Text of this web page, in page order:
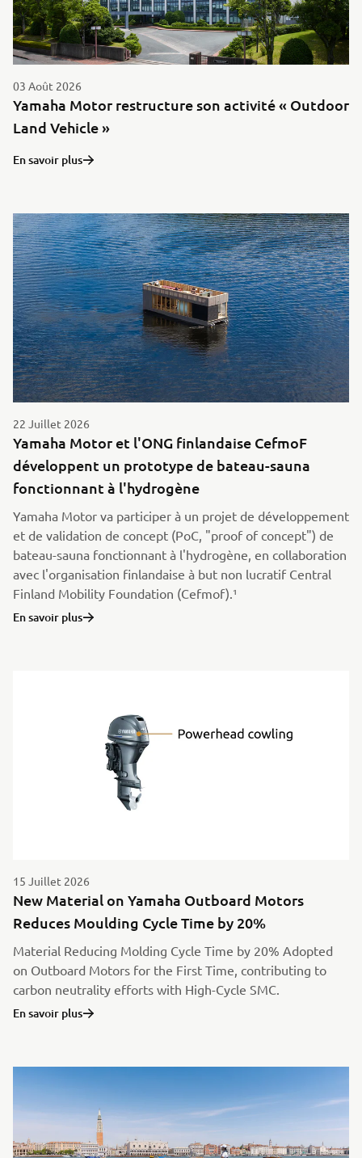
03 Août 2026
Yamaha Motor restructure son activité « Outdoor
Land Vehicle »
En savoir plus
22 Juillet 2026
Yamaha Motor et l'ONG finlandaise CefmoF
développent un prototype de bateau-sauna
fonctionnant à l'hydrogène
Yamaha Motor va participer à un projet de développement
et de validation de concept (PoC, "proof of concept") de
bateau-sauna fonctionnant à l'hydrogène, en collaboration
avec l'organisation finlandaise à but non lucratif Central
Finland Mobility Foundation (Cefmof).¹
En savoir plus
15 Juillet 2026
New Material on Yamaha Outboard Motors
Reduces Moulding Cycle Time by 20%
Material Reducing Molding Cycle Time by 20% Adopted
on Outboard Motors for the First Time, contributing to
carbon neutrality efforts with High-Cycle SMC.
En savoir plus